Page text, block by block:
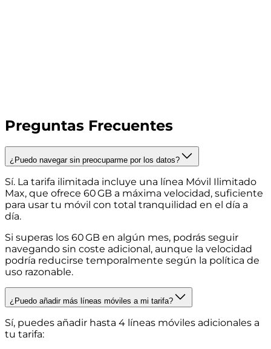
Preguntas Frecuentes
¿Puedo navegar sin preocuparme por los datos?
Sí. La tarifa ilimitada incluye una línea Móvil Ilimitado
Max, que ofrece 60 GB a máxima velocidad, suficiente
para usar tu móvil con total tranquilidad en el día a
día.
Si superas los 60 GB en algún mes, podrás seguir
navegando sin coste adicional, aunque la velocidad
podría reducirse temporalmente según la política de
uso razonable.
¿Puedo añadir más líneas móviles a mi tarifa?
Sí, puedes añadir hasta 4 líneas móviles adicionales a
tu tarifa: